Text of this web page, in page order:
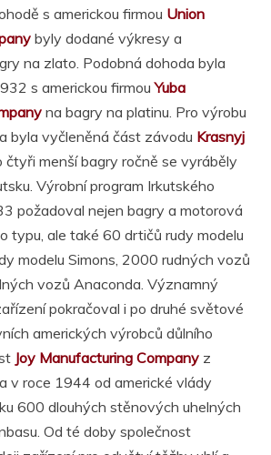
s americkou firmou Union
byly dodané výkresy a
na zlato. Podobná dohoda byla
s americkou firmouYuba
na bagry na platinu. Pro výrobu
byla vyčleněná část závodu Krasnyj
čtyři menší bagry ročně se vyráběly
Výrobní program Irkutského
požadoval nejen bagry a motorová
typu, ale také 60 drtičů rudy modelu
modelu Simons, 2000 rudných vozů
vozů Anaconda. Významný
pokračoval i po druhé světové
amerických výrobců důlního
Joy Manufacturing Company z
v roce 1944 od americké vlády
600 dlouhých stěnových uhelných
Od té doby společnost